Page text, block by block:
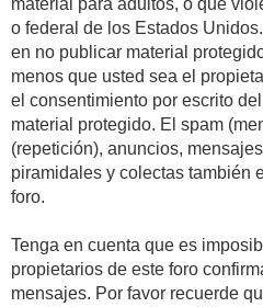
material para adultos, o que
o federal de los Estados
en no publicar material
menos que usted sea el
el consentimiento por escrito
material protegido. El spam
(repetición), anuncios,
piramidales y colectas también
foro.
Tenga en cuenta que es
propietarios de este foro
mensajes. Por favor recuerde